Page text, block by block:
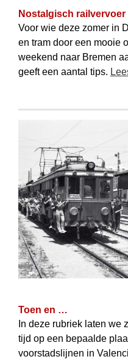
Nostalgisch
Voor wie deze zomer in
en tram door een mooie
weekend naar Bremen
geeft een aantal tips.
Toen en …
In deze rubriek laten we
tijd op een bepaalde
voorstadslijnen in